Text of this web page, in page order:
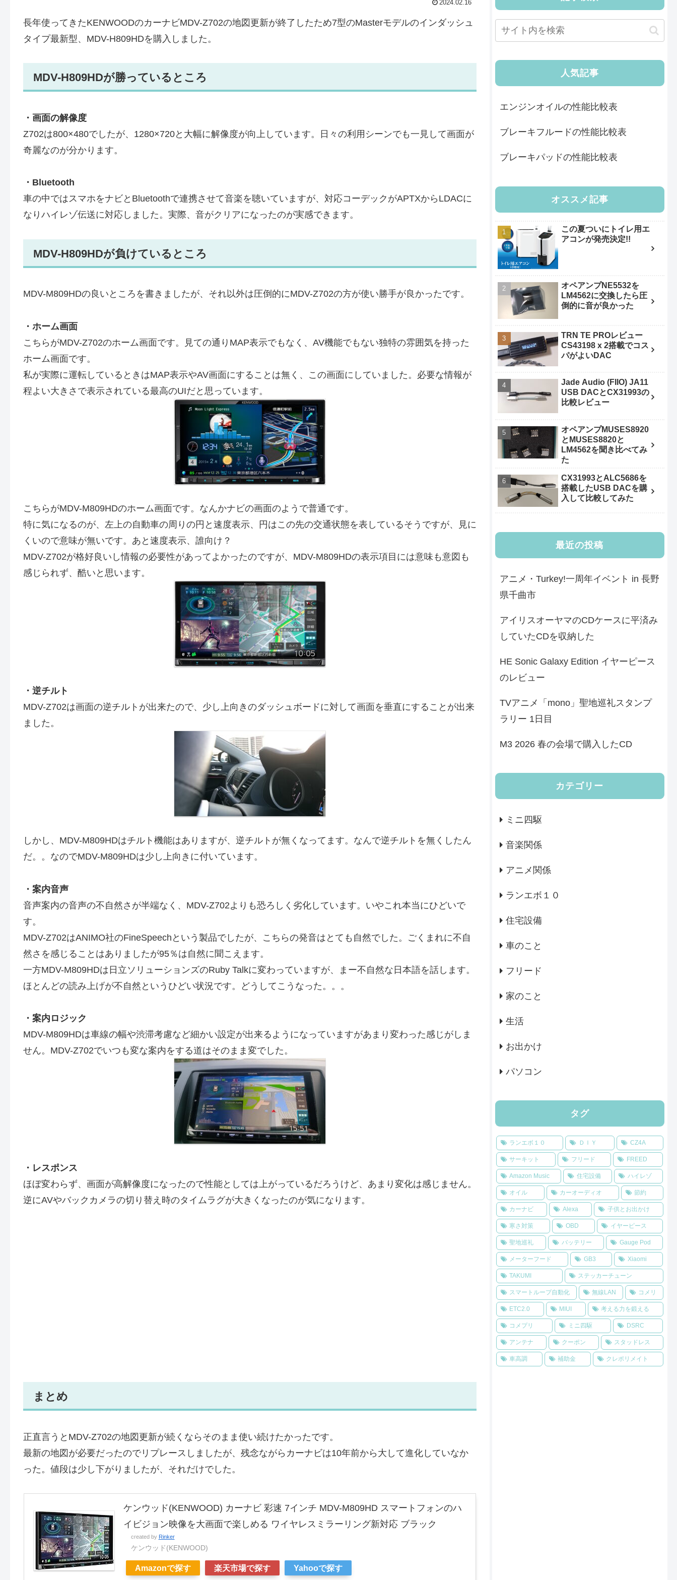
2024.02.16
長年使ってきたKENWOODのカーナビMDV-Z702の地図更新が終了したため7型のMasterモデルのインダッシュ
タイプ最新型、MDV-H809HDを購入しました。
MDV-H809HDが勝っているところ
・画面の解像度
Z702は800×480でしたが、1280×720と大幅に解像度が向上しています。日々の利用シーンでも一見して画面が
奇麗なのが分かります。
・Bluetooth
車の中ではスマホをナビとBluetoothで連携させて音楽を聴いていますが、対応コーデックがAPTXからLDACに
なりハイレゾ伝送に対応しました。実際、音がクリアになったのが実感できます。
MDV-H809HDが負けているところ
MDV-M809HDの良いところを書きましたが、それ以外は圧倒的にMDV-Z702の方が使い勝手が良かったです。
・ホーム画面
こちらがMDV-Z702のホーム画面です。見ての通りMAP表示でもなく、AV機能でもない独特の雰囲気を持った
ホーム画面です。
私が実際に運転しているときはMAP表示やAV画面にすることは無く、この画面にしていました。必要な情報が
程よい大きさで表示されている最高のUIだと思っています。
こちらがMDV-M809HDのホーム画面です。なんかナビの画面のようで普通です。
特に気になるのが、左上の自動車の周りの円と速度表示、円はこの先の交通状態を表しているそうですが、見に
くいので意味が無いです。あと速度表示、誰向け？
MDV-Z702が格好良いし情報の必要性があってよかったのですが、MDV-M809HDの表示項目には意味も意図も
感じられず、酷いと思います。
・逆チルト
MDV-Z702は画面の逆チルトが出来たので、少し上向きのダッシュボードに対して画面を垂直にすることが出来
ました。
しかし、MDV-M809HDはチルト機能はありますが、逆チルトが無くなってます。なんで逆チルトを無くしたん
だ。。なのでMDV-M809HDは少し上向きに付いています。
・案内音声
音声案内の音声の不自然さが半端なく、MDV-Z702よりも恐ろしく劣化しています。いやこれ本当にひどいで
す。
MDV-Z702はANIMO社のFineSpeechという製品でしたが、こちらの発音はとても自然でした。ごくまれに不自
然さを感じることはありましたが95％は自然に聞こえます。
一方MDV-M809HDは日立ソリューションズのRuby Talkに変わっていますが、まー不自然な日本語を話します。
ほとんどの読み上げが不自然というひどい状況です。どうしてこうなった。。。
・案内ロジック
MDV-M809HDは車線の幅や渋滞考慮など細かい設定が出来るようになっていますがあまり変わった感じがしま
せん。MDV-Z702でいつも変な案内をする道はそのまま変でした。
・レスポンス
ほぼ変わらず、画面が高解像度になったので性能としては上がっているだろうけど、あまり変化は感じません。
逆にAVやバックカメラの切り替え時のタイムラグが大きくなったのが気になります。
まとめ
正直言うとMDV-Z702の地図更新が続くならそのまま使い続けたかったです。
最新の地図が必要だったのでリプレースしましたが、残念ながらカーナビは10年前から大して進化していなか
った。値段は少し下がりましたが、それだけでした。
ケンウッド(KENWOOD) カーナビ 彩速 7インチ MDV-M809HD スマートフォンのハ
イビジョン映像を大画面で楽しめる ワイヤレスミラーリング新対応 ブラック
created by Rinker
ケンウッド(KENWOOD)
Amazonで探す 楽天市場で探す Yahooで探す
人気記事
エンジンオイルの性能比較表
ブレーキフルードの性能比較表
ブレーキパッドの性能比較表
オススメ記事
この夏ついにトイレ用エ
アコンが発売決定!!
オペアンプNE5532を
LM4562に交換したら圧
倒的に音が良かった
TRN TE PROレビュー
CS43198 x 2搭載でコス
パがよいDAC
Jade Audio (FIIO) JA11
USB DACとCX31993の
比較レビュー
オペアンプMUSES8920
とMUSES8820と
LM4562を聞き比べてみ
た
CX31993とALC5686を
搭載したUSB DACを購
入して比較してみた
最近の投稿
アニメ・Turkey!一周年イベント in 長野
県千曲市
アイリスオーヤマのCDケースに平済み
していたCDを収納した
HE Sonic Galaxy Edition イヤーピース
のレビュー
TVアニメ「mono」聖地巡礼スタンプ
ラリー 1日目
M3 2026 春の会場で購入したCD
カテゴリー
ミニ四駆
音楽関係
アニメ関係
ランエボ１０
住宅設備
車のこと
フリード
家のこと
生活
お出かけ
パソコン
タグ
ランエボ１０ ＤＩＹ CZ4A
サーキット フリード FREED
Amazon Music 住宅設備 ハイレゾ
オイル カーオーディオ 節約
カーナビ Alexa 子供とお出かけ
寒さ対策 OBD イヤーピース
聖地巡礼 バッテリー Gauge Pod
メーターフード GB3 Xiaomi
TAKUMI ステッカーチューン
スマートループ自動化 無線LAN コメリ
ETC2.0 MIUI 考える力を鍛える
コメプリ ミニ四駆 DSRC
アンテナ クーポン スタッドレス
車高調 補助金 クレポリメイト